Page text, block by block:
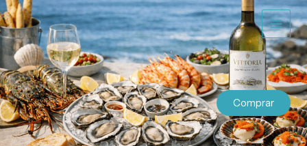
al
contenido
Comprar